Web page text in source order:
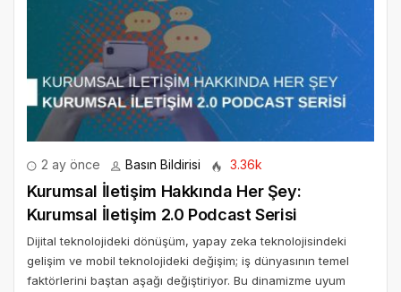
2 ay önce Basın Bildirisi 3.36k
Kurumsal İletişim Hakkında Her Şey:
Kurumsal İletişim 2.0 Podcast Serisi
Dijital teknolojideki dönüşüm, yapay zeka teknolojisindeki
gelişim ve mobil teknolojideki değişim; iş dünyasının temel
faktörlerini baştan aşağı değiştiriyor. Bu dinamizme uyum